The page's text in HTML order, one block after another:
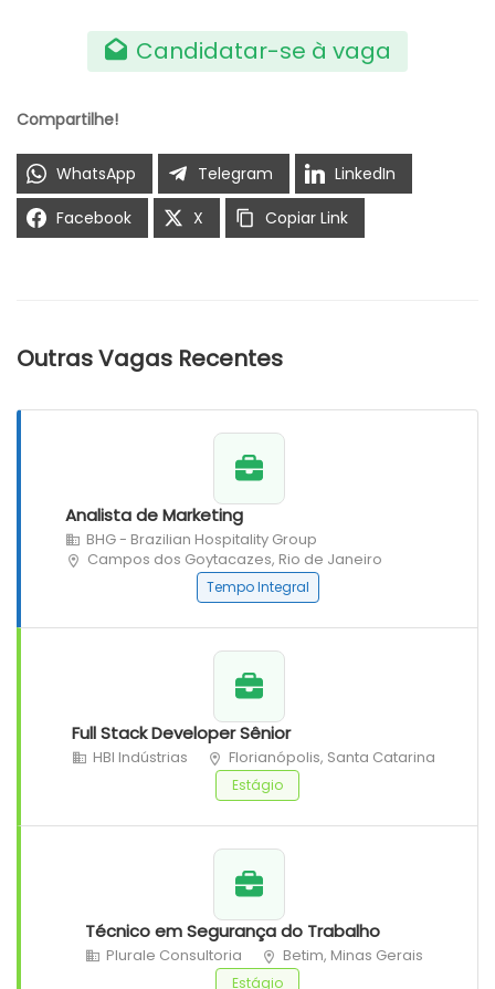
Candidatar-se à vaga
Compartilhe!
WhatsApp Telegram
LinkedIn
Facebook
X Copiar Link
Outras Vagas Recentes
Analista de Marketing
BHG - Brazilian Hospitality Group
Campos dos Goytacazes, Rio de Janeiro
Tempo Integral
Full Stack Developer Sênior
HBI Indústrias Florianópolis, Santa Catarina
Estágio
Técnico em Segurança do Trabalho
Plurale Consultoria Betim, Minas Gerais
Estágio